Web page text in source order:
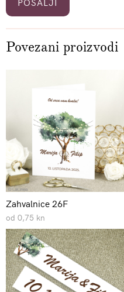
Povezani proizvodi
Zahvalnice 26F
od 0,75 kn